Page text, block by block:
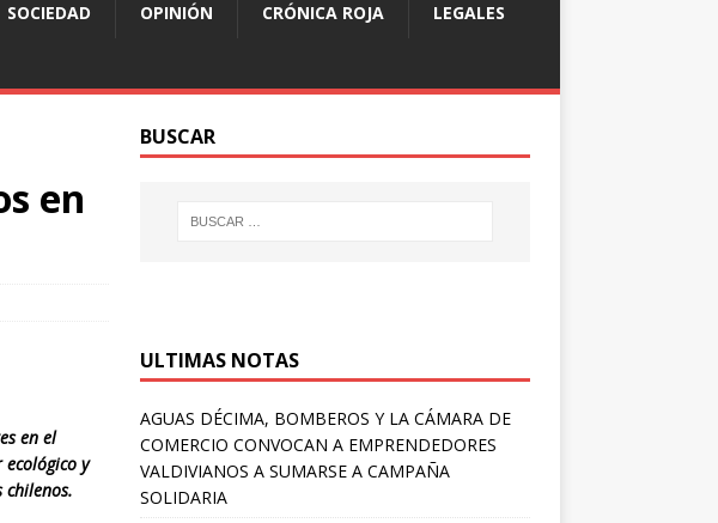
SOCIEDAD OPINIÓN CRÓNICA ROJA LEGALES
en
en el
y
chilenos.
BUSCAR
ULTIMAS NOTAS
AGUAS DÉCIMA, BOMBEROS Y LA CÁMARA DE
COMERCIO CONVOCAN A EMPRENDEDORES
VALDIVIANOS A SUMARSE A CAMPAÑA
SOLIDARIA